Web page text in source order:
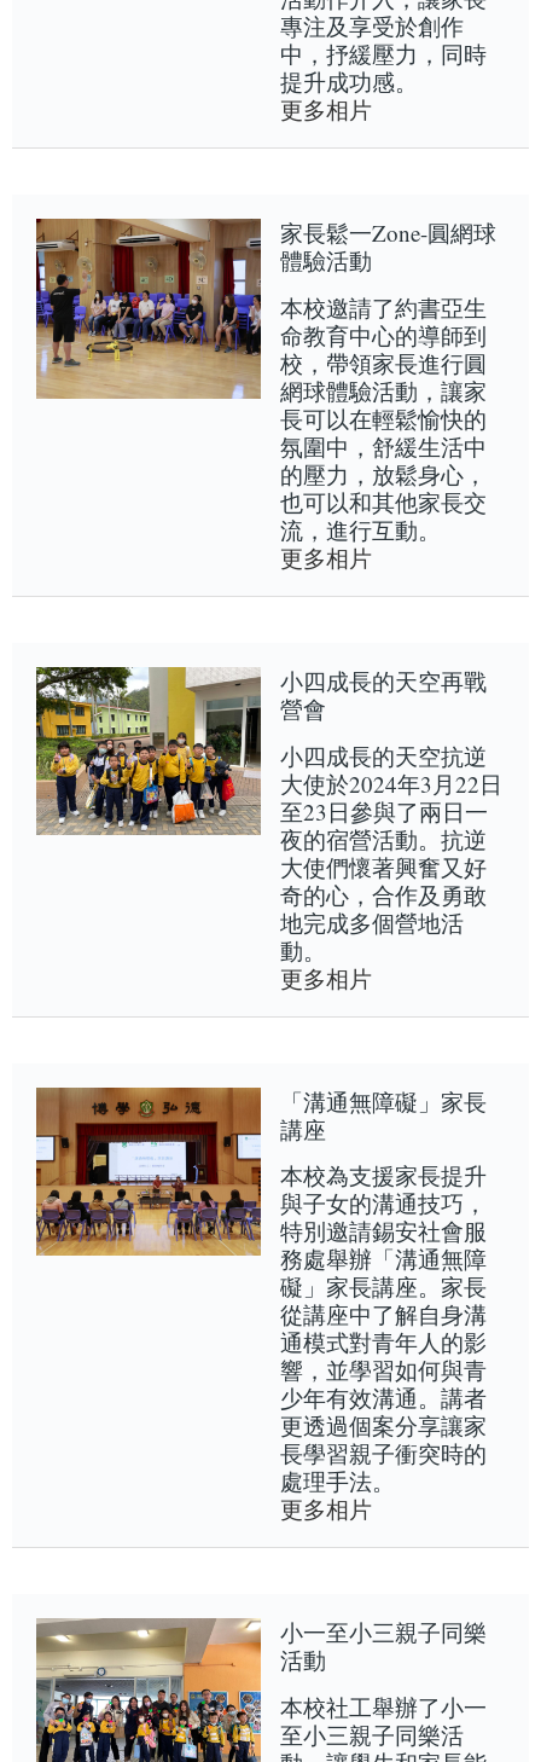
專注及享受於創作
中，抒緩壓力，同時
提升成功感。
更多相片
家長鬆一Zone-圓網球
體驗活動
本校邀請了約書亞生
命教育中心的導師到
校，帶領家長進行圓
網球體驗活動，讓家
長可以在輕鬆愉快的
氛圍中，舒緩生活中
的壓力，放鬆身心，
也可以和其他家長交
流，進行互動。
更多相片
小四成長的天空再戰
營會
小四成長的天空抗逆
大使於2024年3月22日
至23日參與了兩日一
夜的宿營活動。抗逆
大使們懷著興奮又好
奇的心，合作及勇敢
地完成多個營地活
動。
更多相片
「溝通無障礙」家長
講座
本校為支援家長提升
與子女的溝通技巧，
特別邀請錫安社會服
務處舉辦「溝通無障
礙」家長講座。家長
從講座中了解自身溝
通模式對青年人的影
響，並學習如何與青
少年有效溝通。講者
更透過個案分享讓家
長學習親子衝突時的
處理手法。
更多相片
小一至小三親子同樂
活動
本校社工舉辦了小一
至小三親子同樂活